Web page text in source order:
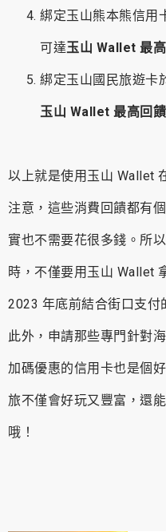
綁定玉山熊本熊信用
可達玉山 Wallet 最
綁定玉山國民旅遊卡
玉山 Wallet 最高回饋
以上就是使用玉山 Wallet
注意，這些消費回饋都有
實也不需要花很多錢。所
時，不僅要用玉山 Wallet
2023 年底前結合街口支付
此外，申請那些專門針對
加碼優惠的信用卡也是個
旅不僅會好玩又豐富，還
哦！